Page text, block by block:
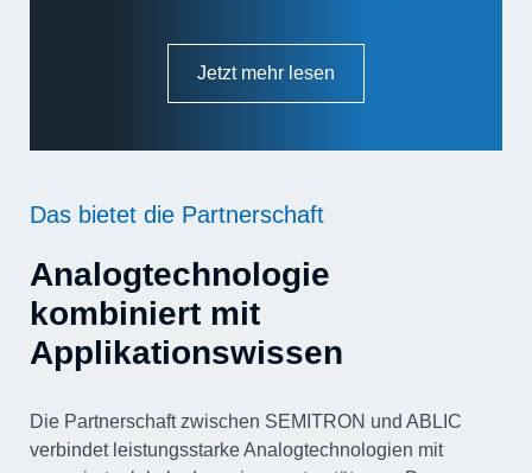
Jetzt mehr lesen
Das bietet die Partnerschaft
Analogtechnologie
kombiniert mit
Applikationswissen
Die Partnerschaft zwischen SEMITRON und ABLIC
verbindet leistungsstarke Analogtechnologien mit